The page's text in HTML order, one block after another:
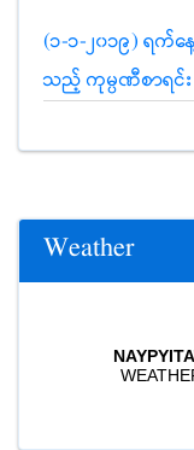
(၁-၁-၂၀၁၉) ရက်
သည့် ကုမ္ပဏီစာရင်း
Weather